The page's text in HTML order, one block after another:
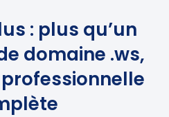
: plus qu’un
domaine .ws,